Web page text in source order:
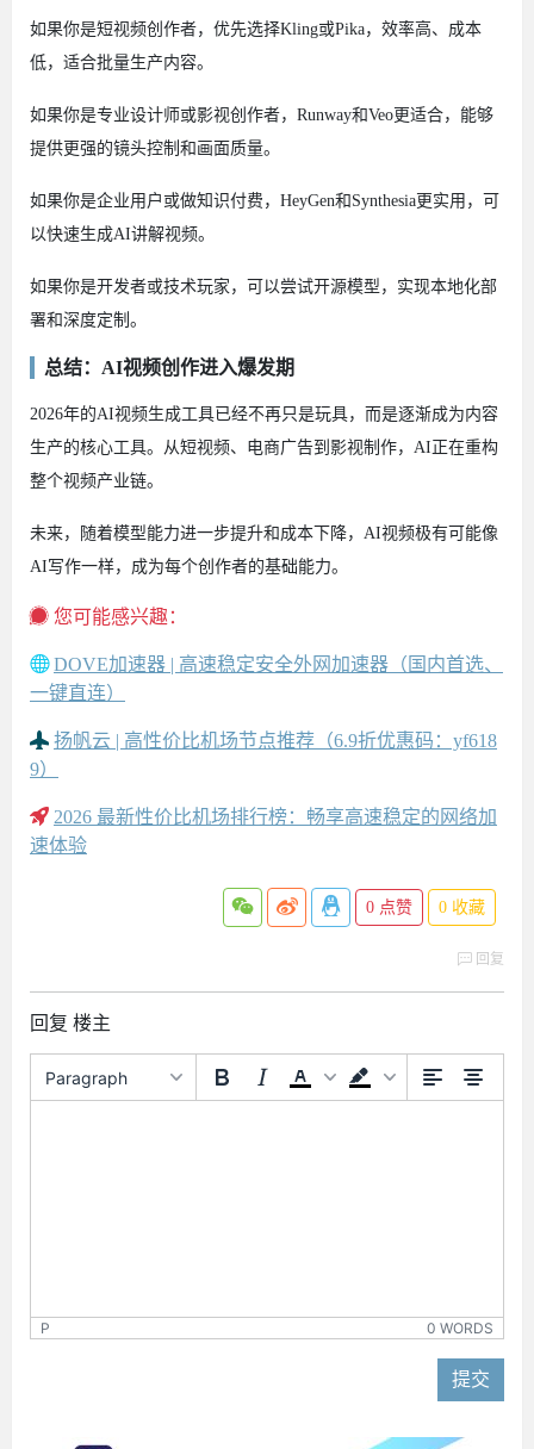
如果你是短视频创作者，优先选择Kling或Pika，效率高、成本
低，适合批量生产内容。
如果你是专业设计师或影视创作者，Runway和Veo更适合，能够
提供更强的镜头控制和画面质量。
如果你是企业用户或做知识付费，HeyGen和Synthesia更实用，可
以快速生成AI讲解视频。
如果你是开发者或技术玩家，可以尝试开源模型，实现本地化部
署和深度定制。
总结：AI视频创作进入爆发期
2026年的AI视频生成工具已经不再只是玩具，而是逐渐成为内容
生产的核心工具。从短视频、电商广告到影视制作，AI正在重构
整个视频产业链。
未来，随着模型能力进一步提升和成本下降，AI视频极有可能像
AI写作一样，成为每个创作者的基础能力。
您可能感兴趣：
DOVE加速器 | 高速稳定安全外网加速器（国内首选、
一键直连）
扬帆云 | 高性价比机场节点推荐（6.9折优惠码：yf618
9）
2026 最新性价比机场排行榜：畅享高速稳定的网络加
速体验
0 点赞 0 收藏
回复
回复 楼主
Paragraph
P 0 WORDS
提交